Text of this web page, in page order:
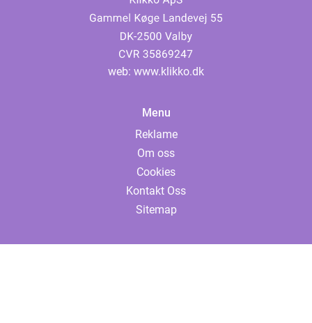
web: www.klikko.dk
Menu
Reklame
Om oss
Cookies
Kontakt Oss
Sitemap